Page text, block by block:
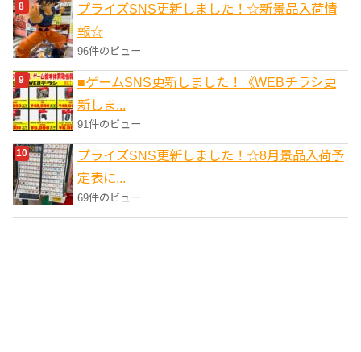
プライズSNS更新しました！☆新景品入荷情
報☆
96件のビュー
■ゲームSNS更新しました！《WEBチラシ更
新しま...
91件のビュー
プライズSNS更新しました！☆8月景品入荷予
定表に...
69件のビュー